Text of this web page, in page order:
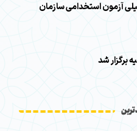
آزمون استخدامی سازمان
برگزار شد